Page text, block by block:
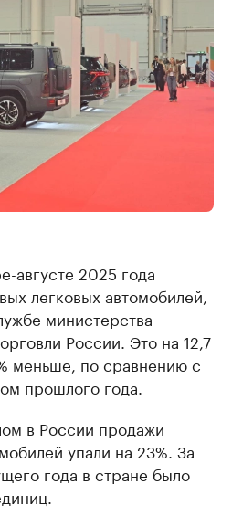
августе 2025 года
легковых автомобилей,
министерства
России. Это на 12,7
меньше, по сравнению с
прошлого года.
в России продажи
упали на 23%. За
года в стране было